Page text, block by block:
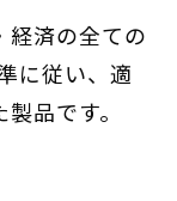
経済の全ての
に従い、適
品です。